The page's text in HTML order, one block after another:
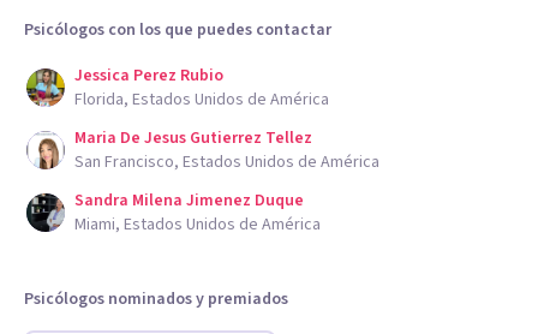
Psicólogos con los que puedes contactar
Jessica Perez Rubio
Florida, Estados Unidos de América
Maria De Jesus Gutierrez Tellez
San Francisco, Estados Unidos de América
Sandra Milena Jimenez Duque
Miami, Estados Unidos de América
Psicólogos nominados y premiados